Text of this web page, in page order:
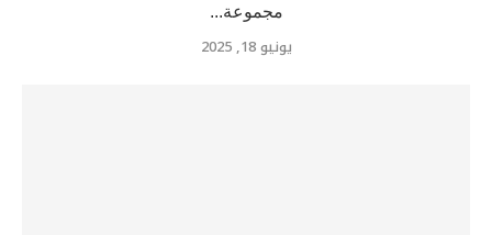
مجموعة...
يونيو 18, 2025